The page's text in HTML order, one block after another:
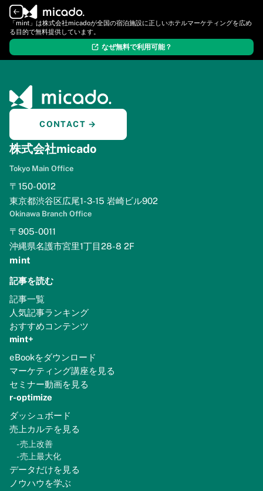
「mint」は株式会社micadoが全国の宿泊施設に正しいホテルマーケティングを広め
る目的で無料提供しています。
なぜ無料で利用可能？
ログイン 新規登録
CONTACT →
株式会社micado
Tokyo Main Office
〒150-0012
東京都渋谷区広尾1-3-15 岩崎ビル902
Okinawa Branch Office
〒905-0011
沖縄県名護市宮里1丁目28-8 2F
mint
記事を読む
記事一覧
人気記事ランキング
おすすめコンテンツ
mint+
eBookをダウンロード
マーケティング講座を見る
セミナー動画を見る
r-optimize
ダッシュボード
売上カルテを見る
-売上改善
-売上最大化
データだけを見る
ノウハウを学ぶ